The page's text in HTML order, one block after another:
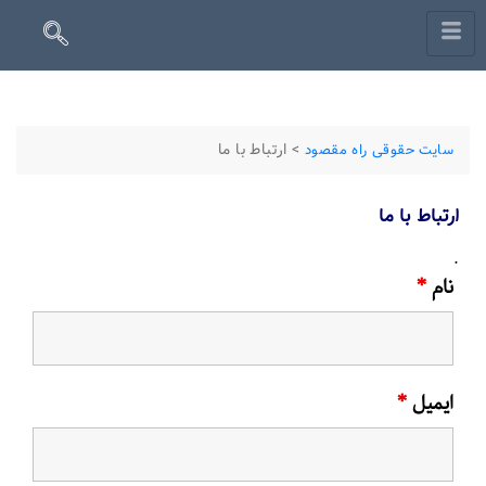
سایت حقوقی راه مقصود > ارتباط با ما
ارتباط با ما
.
نام*
ایمیل*